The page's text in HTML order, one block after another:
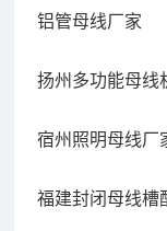
铝管母线厂家
扬州多功能母线
宿州照明母线厂
福建封闭母线槽